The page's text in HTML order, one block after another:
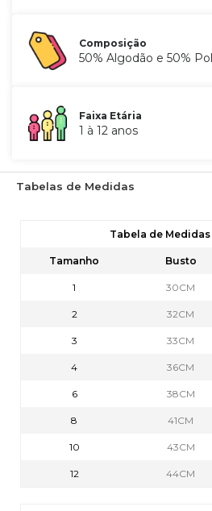
Composição
50% Algodão e 50%
Faixa Etária
1 à 12 anos
Tabelas de Medidas
Tabela de Medidas
Tamanho Busto
1 30CM
2 32CM
3 33CM
4 36CM
6 38CM
8 41CM
10 43CM
12 44CM